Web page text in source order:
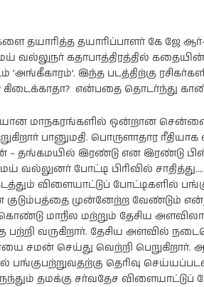
ராஷி
நடிகை
புகைப்படத்தொகுப்பு
தயாரித்த தயாரிப்பாளர் கே ஜே
வல்லுநர் கதாபாத்திரத்தில்
‘அங்கீகாரம்’. இந்த படத்திற்கு
கிடைக்காதா? என்பதை தொடர்ந்து
மாநகரங்களில் ஒன்றான
பானுமதி. பொருளாதார ரீதியாக
– தங்கமயில் இரண்டு என இரண்டு
வல்லுனர் போட்டி பிரிவில்
விளையாட்டுப் போட்டிகளில்
முன்னேற்ற வேண்டும்
மாநில மற்றும் தேசிய
வருகிறார். தேசிய அளவில்
சமன் செய்து வெற்றி
பங்குபற்றுவதற்கு தெரிவு
தமக்கு சர்வதேச விளையாட்டுப்